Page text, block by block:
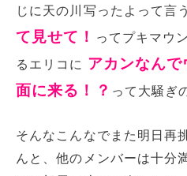
じに天の川写ったよって言
て見せて！
ってプキマウ
るエリコに アカンなん
面に来る！？ って大騒ぎ
そんなこんなでまた明日再
んと、他のメンバーは十分